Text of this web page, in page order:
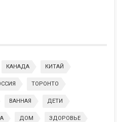
КАНАДА КИТАЙ
ТОРОНТО
ВАННАЯ ДЕТИ
ДОМ ЗДОРОВЬЕ